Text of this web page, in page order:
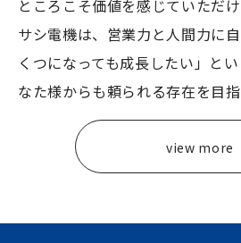
ところこそ価値を感じていただ
サシ電機は、営業力と人間力に
くつになっても成長したい」と
なた様からも頼られる存在を目指
view more